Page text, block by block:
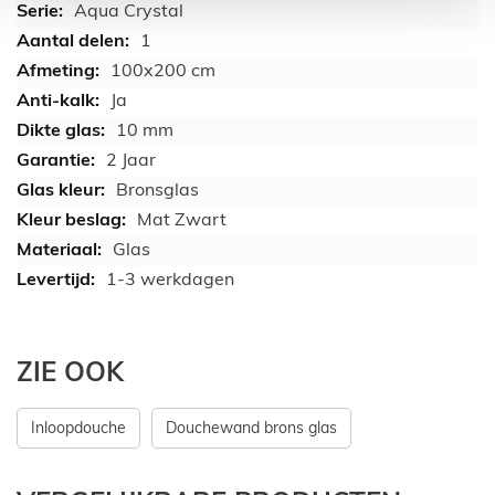
Aqua Crystal
1
100x200 cm
Ja
10 mm
2 Jaar
Bronsglas
Mat Zwart
Glas
1-3 werkdagen
ZIE OOK
Inloopdouche Douchewand brons glas